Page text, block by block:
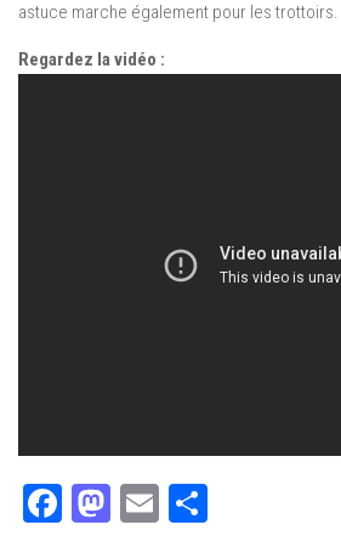
astuce marche également pour les trottoirs.
Regardez la vidéo :
Facebook
Mastodon
Email